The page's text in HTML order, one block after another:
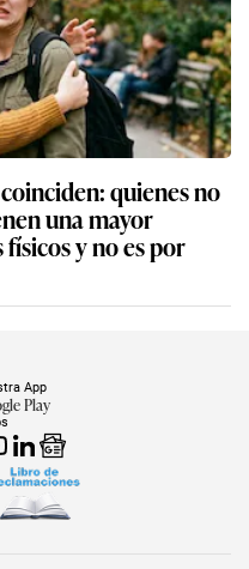
quienes no
una mayor
y no es por
App
Play